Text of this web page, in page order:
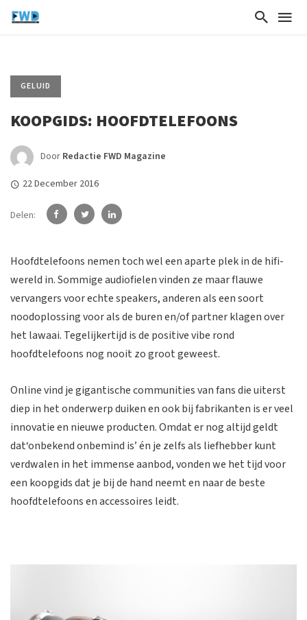
GELUID
KOOPGIDS: HOOFDTELEFOONS
Door Redactie FWD Magazine
22 December 2016
Delen:
Hoofdtelefoons nemen toch wel een aparte plek in de hifi-
wereld in. Sommige audiofielen vinden ze maar flauwe
vervangers voor echte speakers, anderen als een soort
noodoplossing voor als de buren en/of partner klagen over
het lawaai. Tegelijkertijd is de positive vibe rond
hoofdtelefoons nog nooit zo groot geweest.
Online vind je gigantische communities van fans die uiterst
diep in het onderwerp duiken en ook bij fabrikanten is er veel
innovatie en nieuwe producten. Omdat er nog altijd geldt
dat‘onbekend onbemind is’ én je zelfs als liefhebber kunt
verdwalen in het immense aanbod, vonden we het tijd voor
een koopgids dat je bij de hand neemt en naar de beste
hoofdtelefoons en accessoires leidt.